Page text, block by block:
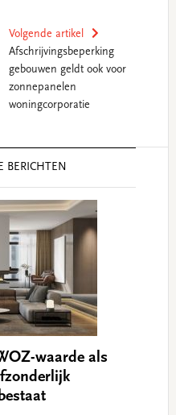
Volgende artikel
Afschrijvingsbeperking
gebouwen geldt ook voor
zonnepanelen
woningcorporatie
BERICHTEN
waarde als